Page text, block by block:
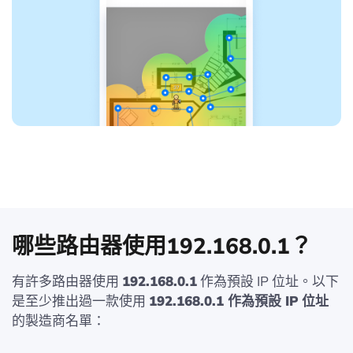
哪些路由器使用192.168.0.1？
有許多路由器使用 192.168.0.1作為預設 IP 位址。以下
是至少推出過一款使用 192.168.0.1 作為預設 IP 位址
的製造商名單：